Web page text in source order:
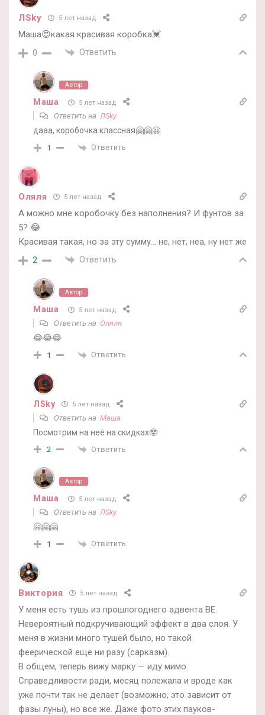
ЛSky 5 лет назад
Маша😍какая красивая коробка💓
0 Ответить
Автор
Маша 5 лет назад
Ответить наЛSky
дааа, коробочка классная🤗🤗🤗
1 Ответить
Оляля 5 лет назад
А можно мне коробочку без наполнения? И фунтов за
5? 😂
Красивая такая, но за эту сумму… не, нет, неа, ну нет же
2 Ответить
Автор
Маша 5 лет назад
Ответить на Оляля
😂😂😂
1 Ответить
ЛSky 5 лет назад
Ответить на Маша
Посмотрим на неё на скидках🤓
2 Ответить
Автор
Маша 5 лет назад
Ответить наЛSky
🤗🤗🤗
1 Ответить
Виктория 5 лет назад
У меня есть тушь из прошлогоднего адвента BE.
Невероятный подкручивающий эффект в два слоя. У
меня в жизни много тушей было, но такой
феерической еще ни разу (сарказм).
В общем, теперь вижу марку — иду мимо.
Справедливости ради, месяц полежала и вроде как
уже почти так не делает (возможно, это зависит от
фазы луны), но все же. Даже фото этих пауков-